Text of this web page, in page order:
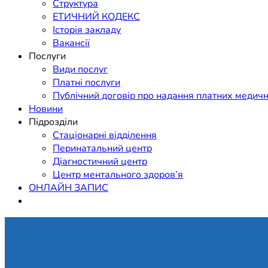
Структура
ЕТИЧНИЙ КОДЕКС
Історія закладу
Вакансії
Послуги
Види послуг
Платні послуги
Публічний договір про надання платних
Новини
Підрозділи
Стаціонарні відділення
Перинатальний центр
Діагностичний центр
Центр ментального здоров’я
ОНЛАЙН ЗАПИС